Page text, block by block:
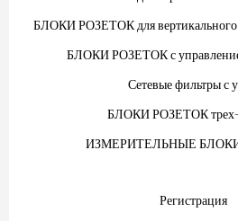
БЛОКИ РОЗЕТОК для
БЛОКИ РОЗЕТОК с
Сетевые фильтры с
БЛОКИ РОЗЕТОК
ИЗМЕРИТЕЛЬНЫЕ
Регистрация